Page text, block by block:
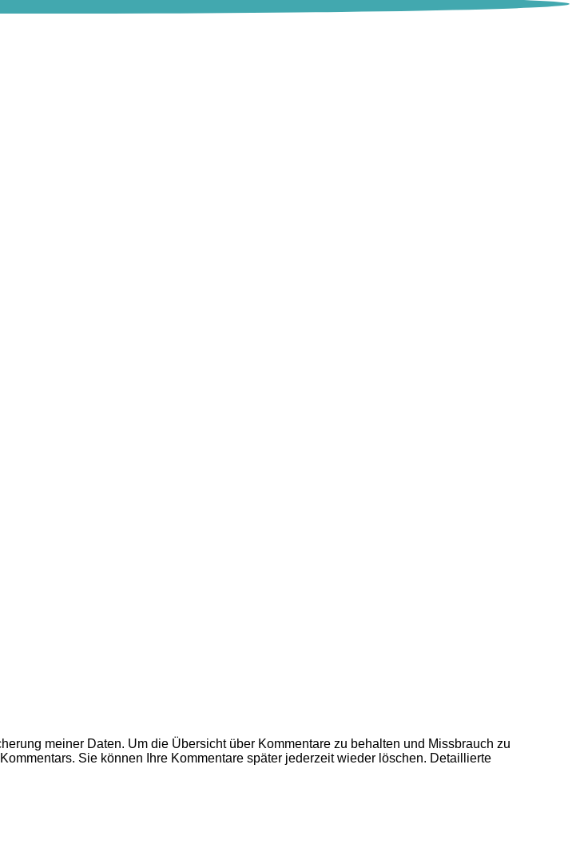
meiner Daten. Um die Übersicht über Kommentare zu behalten und Missbrauch zu
Sie können Ihre Kommentare später jederzeit wieder löschen. Detaillierte